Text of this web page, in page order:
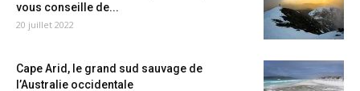
vous conseille de...
20 juillet 2022
Cape Arid, le grand sud sauvage de
l’Australie occidentale